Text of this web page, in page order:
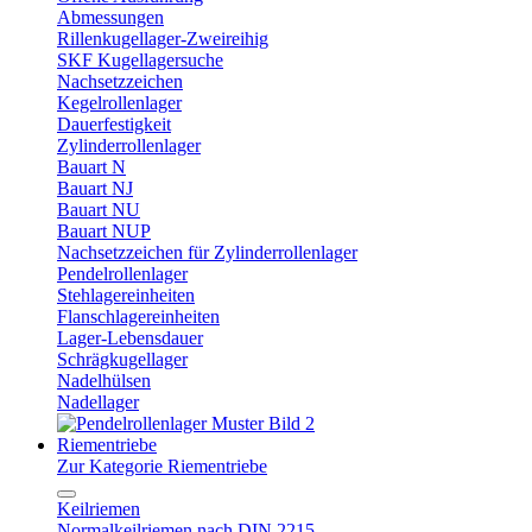
Abmessungen
Rillenkugellager-Zweireihig
SKF Kugellagersuche
Nachsetzzeichen
Kegelrollenlager
Dauerfestigkeit
Zylinderrollenlager
Bauart N
Bauart NJ
Bauart NU
Bauart NUP
Nachsetzzeichen für Zylinderrollenlager
Pendelrollenlager
Stehlagereinheiten
Flanschlagereinheiten
Lager-Lebensdauer
Schrägkugellager
Nadelhülsen
Nadellager
Riementriebe
Zur Kategorie Riementriebe
Keilriemen